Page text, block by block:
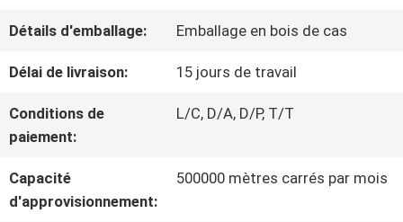
VISITE
D'USINE
CONTRÔLE
DE
QUALITÉ
Détails d'emballage: Emballage en bois de cas
Délai de livraison: 15 jours de travail
Conditions de
paiement:
L/C, D/A, D/P, T/T
Capacité
d'approvisionnement:
500000 mètres carrés par mois